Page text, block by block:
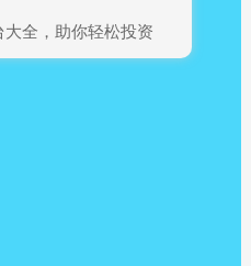
全，助你轻松投资